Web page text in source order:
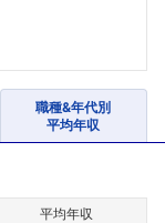
職種&年代別
平均年収
平均年収